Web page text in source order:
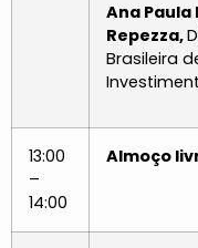
Ana Paula
Repezza,
Brasileira
13:00
–
14:00
Almoço